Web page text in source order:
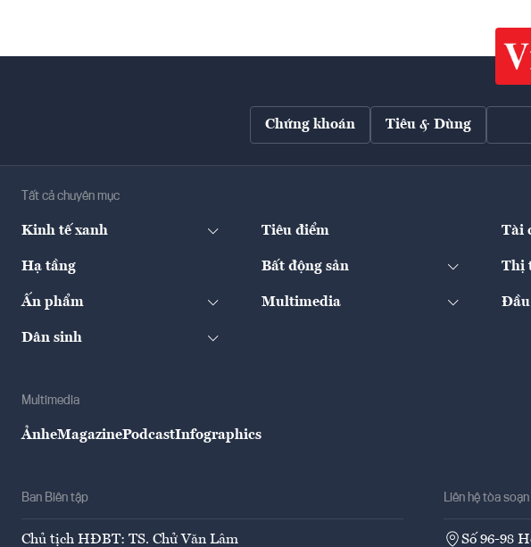
Chứng khoán Tiêu & Dùng
Tất cả chuyên mục
Kinh tế xanh Tiêu điểm Tài
Hạ tầng Bất động sản Thị
Ấn phẩm Multimedia
Dân sinh
Multimedia
ẢnheMagazinePodcastInfographics
Ban Biên tập
Chủ tịch HĐBT: TS. Chử Văn Lâm
Liên hệ tòa soạn
Số 96-98